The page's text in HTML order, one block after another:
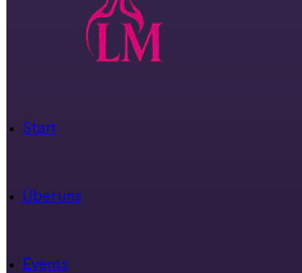
Start
Über uns
Events